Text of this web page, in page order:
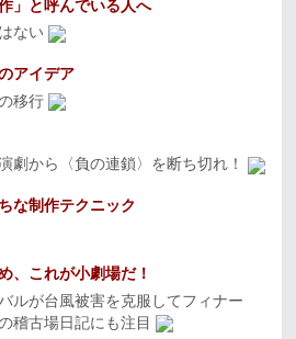
」と呼んでいる人へ
ない
アイデア
移行
劇から〈負の連鎖〉を断ち切れ！
な制作テクニック
、これが小劇場だ！
ルが台風被害を克服してフィナー
稽古場日記にも注目